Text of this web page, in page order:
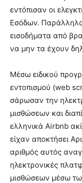
εντόπισαν οι
Εσόδων.
εισοδήματα από
να μην τα έχουν
Μέσω ειδικού
εντοπισμού (web
σάρωσαν την
μισθώσεων και
ελληνικά Airbnb
είχαν αποκτήσει
αριθμός αυτός
ηλεκτρονικές
μισθώσεων μέσω